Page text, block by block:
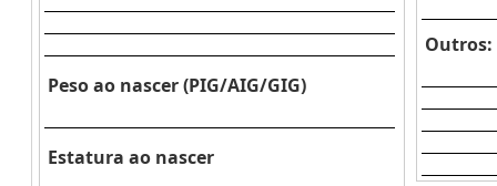
Peso ao nascer (PIG/AIG/GIG)
Estatura ao nascer
Outros: